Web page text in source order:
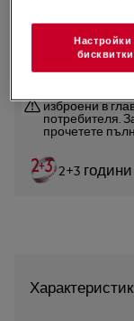
изброени в
потребителя.
прочетете
2+3
Настройки